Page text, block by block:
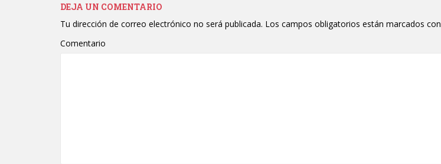
DEJA UN COMENTARIO
Tu dirección de correo electrónico no será publicada. Los campos obligatorios están marcados con
Comentario